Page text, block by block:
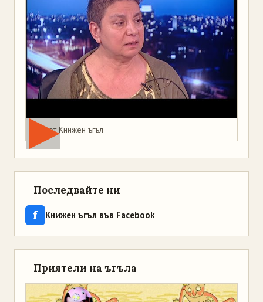
Мая от Книжен ъгъл
Последвайте ни
f Книжен ъгъл във Facebook
Приятели на ъгъла